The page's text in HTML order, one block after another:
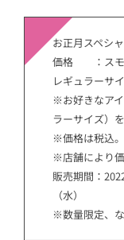
お正月スペシ
価格 ：スモ
レギュラー
※お好きなア
ラーサイズ）
※価格は税込。
※店舗により価
販売期間：
（水）
※数量限定、